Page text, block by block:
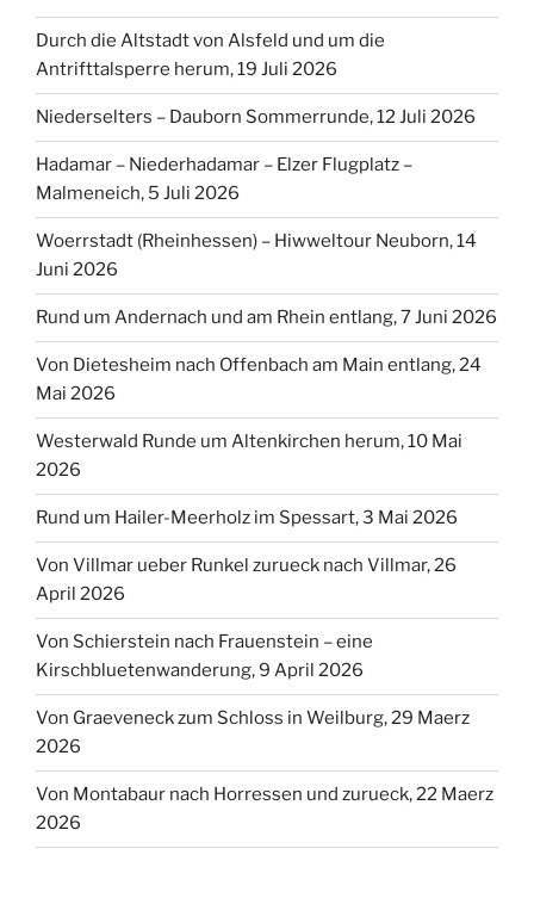
Durch die Altstadt von Alsfeld und um die
Antrifttalsperre herum, 19 Juli 2026
Niederselters – Dauborn Sommerrunde, 12 Juli 2026
Hadamar – Niederhadamar – Elzer Flugplatz –
Malmeneich, 5 Juli 2026
Woerrstadt (Rheinhessen) – Hiwweltour Neuborn, 14
Juni 2026
Rund um Andernach und am Rhein entlang, 7 Juni 2026
Von Dietesheim nach Offenbach am Main entlang, 24
Mai 2026
Westerwald Runde um Altenkirchen herum, 10 Mai
2026
Rund um Hailer-Meerholz im Spessart, 3 Mai 2026
Von Villmar ueber Runkel zurueck nach Villmar, 26
April 2026
Von Schierstein nach Frauenstein – eine
Kirschbluetenwanderung, 9 April 2026
Von Graeveneck zum Schloss in Weilburg, 29 Maerz
2026
Von Montabaur nach Horressen und zurueck, 22 Maerz
2026